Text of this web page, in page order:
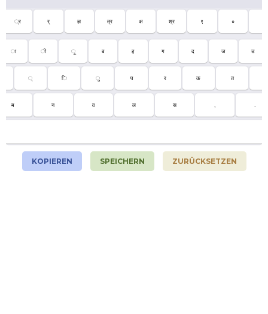
्र र् ज्ञ त्र क्ष श्र ९ ०
ा ी ू ब ह ग द ज ड
् ि ु प र क त
म न व ल स
KOPIEREN SPEICHERN ZURÜCKSETZEN